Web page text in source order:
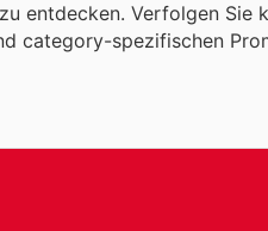
entdecken. Verfolgen
category-spezifischen